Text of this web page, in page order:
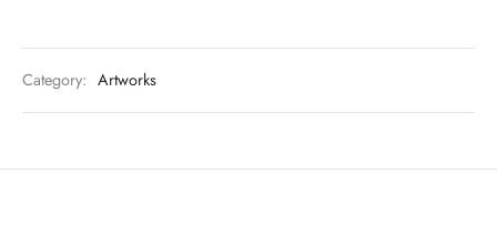
Category: Artworks